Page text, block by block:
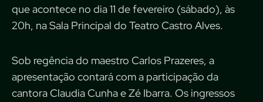
que acontece no dia 11 de fevereiro (sábado), às
20h, na Sala Principal do Teatro Castro Alves.
Sob regência do maestro Carlos Prazeres, a
apresentação contará com a participação da
cantora Claudia Cunha e Zé Ibarra. Os ingressos